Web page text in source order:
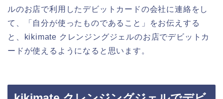
ルのお店で利用したデビットカードの会社に連絡をし
て、「自分が使ったものであること」をお伝えする
と、kikimate クレンジングジェルのお店でデビットカ
ードが使えるようになると思います。